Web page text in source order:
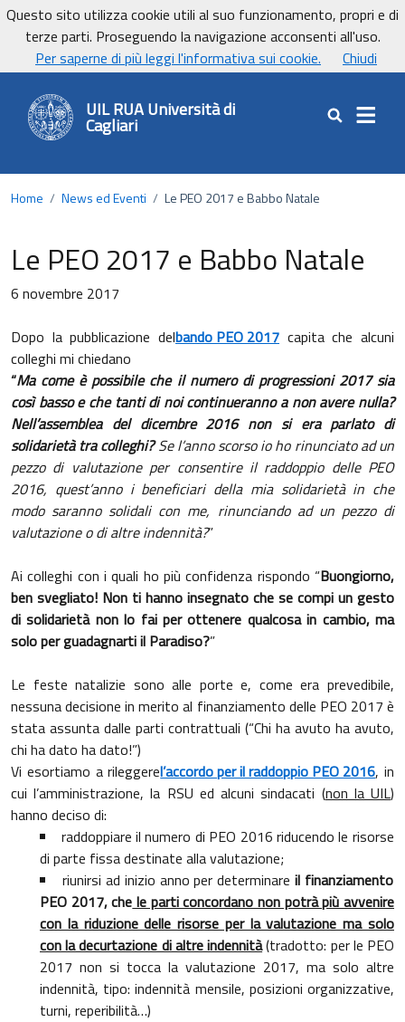
Vai ai contenuti
Vai al footer
UniCa - Università degli studi di Cagliari
UnicaNews
UIL RUA Università di
Cagliari Cerca nel sito
Home / News ed Eventi / Le PEO 2017 e Babbo Natale
Le PEO 2017 e Babbo Natale
6 novembre 2017
Dopo la pubblicazione delbando PEO 2017 capita che alcuni
colleghi mi chiedano
“Ma come è possibile che il numero di progressioni 2017 sia
così basso e che tanti di noi continueranno a non avere nulla?
Nell’assemblea del dicembre 2016 non si era parlato di
solidarietà tra colleghi?Se l’anno scorso io ho rinunciato ad un
pezzo di valutazione per consentire il raddoppio delle PEO
2016, quest’anno i beneficiari della mia solidarietà in che
modo saranno solidali con me, rinunciando ad un pezzo di
valutazione o di altre indennità?”
Ai colleghi con i quali ho più confidenza rispondo “Buongiorno,
ben svegliato! Non ti hanno insegnato che se compi un gesto
di solidarietà non lo fai per ottenere qualcosa in cambio, ma
solo per guadagnarti il Paradiso?”
Le feste natalizie sono alle porte e, come era prevedibile,
nessuna decisione in merito al finanziamento delle PEO 2017 è
stata assunta dalle parti contrattuali (“Chi ha avuto ha avuto,
chi ha dato ha dato!”)
Vi esortiamo a rileggerel’accordo per il raddoppio PEO 2016, in
cui l’amministrazione, la RSU ed alcuni sindacati (non la UIL)
hanno deciso di:
raddoppiare il numero di PEO 2016 riducendo le risorse
di parte fissa destinate alla valutazione;
riunirsi ad inizio anno per determinareil finanziamento
PEO 2017, che le parti concordano non potrà più avvenire
con la riduzione delle risorse per la valutazione ma solo
con la decurtazione di altre indennità(tradotto: per le PEO
2017 non si tocca la valutazione 2017, ma solo altre
indennità, tipo: indennità mensile, posizioni organizzative,
turni, reperibilità…)
Questo sito utilizza cookie utili al suo funzionamento, propri e di
terze parti. Proseguendo la navigazione acconsenti all'uso.
Per saperne di più leggi l'informativa sui cookie.
Chiudi